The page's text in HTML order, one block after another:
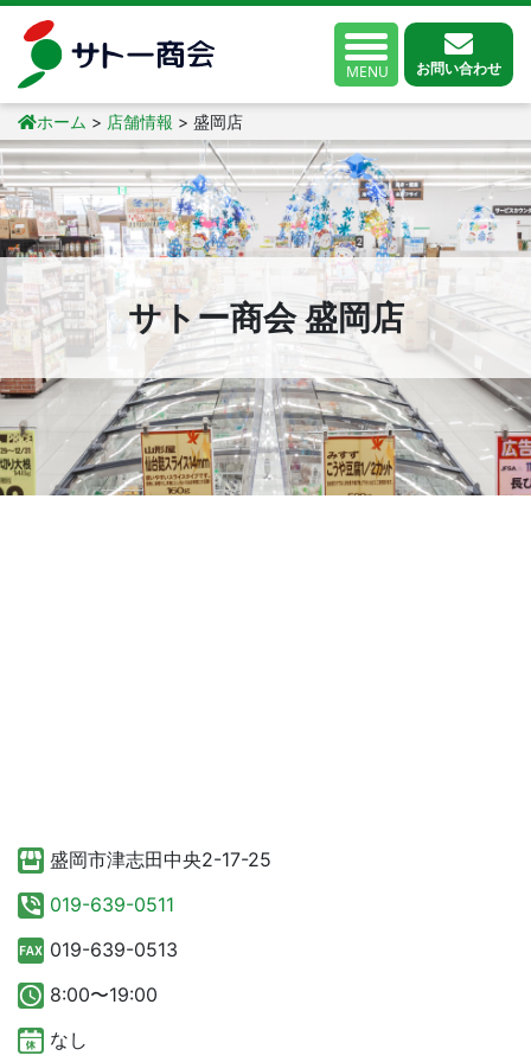
MENU お問い合わせ
ホーム > 店舗情報 > 盛岡店
サトー商会 盛岡店
盛岡市津志田中央2-17-25
019-639-0511
019-639-0513
8:00〜19:00
なし